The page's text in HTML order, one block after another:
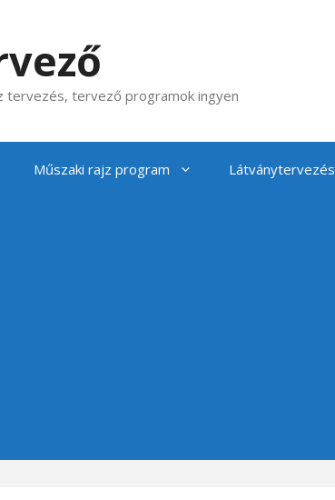
tervezés, tervező programok ingyen
Műszaki rajz program Látványtervezés